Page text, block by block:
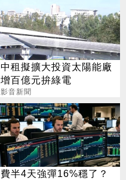
中租擬擴大投資太陽能廠
增百億元拚綠電
影音新聞
費半4天強彈16%穩了？